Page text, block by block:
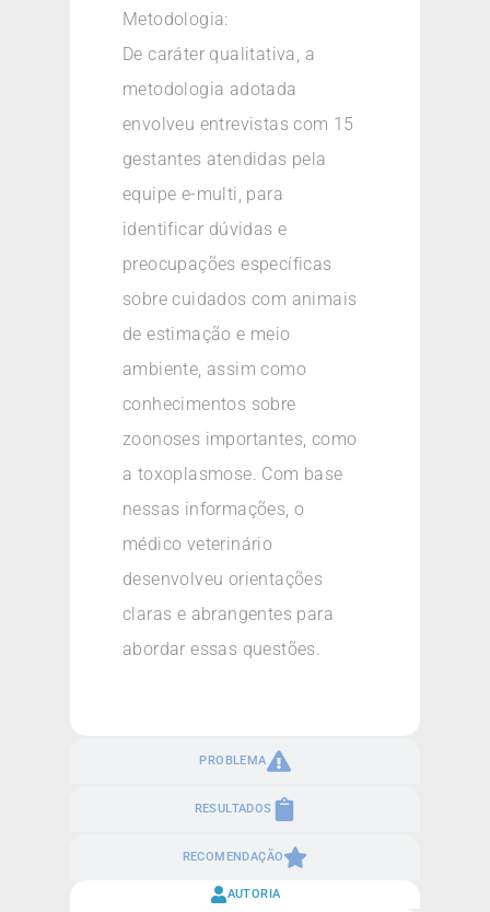
PROBLEMA
RESULTADOS
RECOMENDAÇÃO
Metodologia:
De caráter qualitativa, a
metodologia adotada
envolveu entrevistas com 15
gestantes atendidas pela
equipe e-multi, para
identificar dúvidas e
preocupações específicas
sobre cuidados com animais
de estimação e meio
ambiente, assim como
conhecimentos sobre
zoonoses importantes, como
a toxoplasmose. Com base
nessas informações, o
médico veterinário
desenvolveu orientações
claras e abrangentes para
abordar essas questões.
AUTORIA